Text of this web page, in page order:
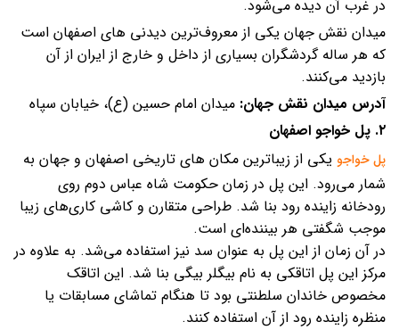
در غرب آن دیده می‌شود.
میدان نقش جهان یکی از معروف‌ترین دیدنی های اصفهان است
که هر ساله گردشگران بسیاری از داخل و خارج از ایران از آن
بازدید می‌کنند.
آدرس میدان نقش جهان: میدان امام حسین (ع)، خیابان سپاه
۲. پل خواجو اصفهان
پل خواجو یکی از زیباترین مکان های تاریخی اصفهان و جهان به
شمار می‌رود. این پل در زمان حکومت شاه عباس دوم روی
رودخانه زاینده رود بنا شد. طراحی متقارن و کاشی کاری‌های زیبا
موجب شگفتی هر بیننده‌ای است.
در آن زمان از این پل به عنوان سد نیز استفاده می‌شد. به علاوه در
مرکز این پل اتاقکی به نام بیگلر بیگی بنا شد. این اتاقک
مخصوص خاندان سلطنتی بود تا هنگام تماشای مسابقات یا
منظره زاینده رود از آن استفاده کنند.